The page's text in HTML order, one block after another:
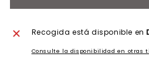
Recogida está disponible en
Consulte la disponibilidad en otras